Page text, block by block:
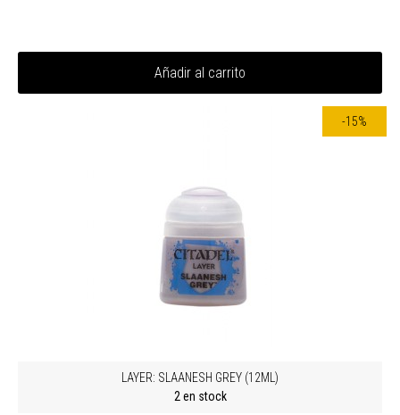
Añadir al carrito
-15%
LAYER: SLAANESH GREY (12ML)
2 en stock